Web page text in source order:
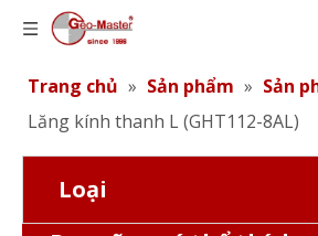
Trang chủ » Sản phẩm » Sản
Lăng kính thanh L (GHT112-8AL)
Loại